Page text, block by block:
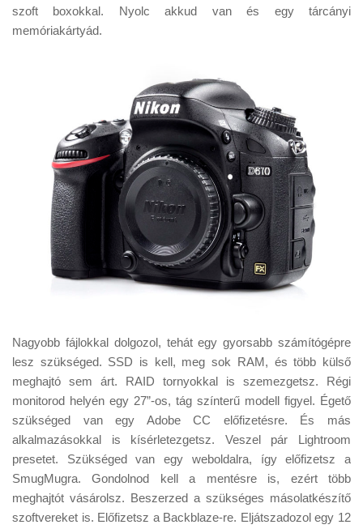
szoft boxokkal. Nyolc akkud van és egy tárcányi
memóriakártyád.
Nagyobb fájlokkal dolgozol, tehát egy gyorsabb számítógépre
lesz szükséged. SSD is kell, meg sok RAM, és több külső
meghajtó sem árt. RAID tornyokkal is szemezgetsz. Régi
monitorod helyén egy 27”-os, tág színterű modell figyel. Égető
szükséged van egy Adobe CC előfizetésre. És más
alkalmazásokkal is kísérletezgetsz. Veszel pár Lightroom
presetet. Szükséged van egy weboldalra, így előfizetsz a
SmugMugra. Gondolnod kell a mentésre is, ezért több
meghajtót vásárolsz. Beszerzed a szükséges másolatkészítő
szoftvereket is. Előfizetsz a Backblaze-re. Eljátszadozol egy 12